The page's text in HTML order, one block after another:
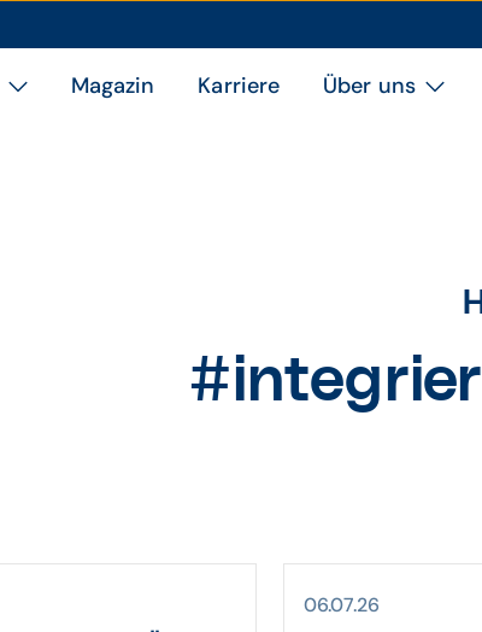
Magazin Karriere Über uns
06.07.26